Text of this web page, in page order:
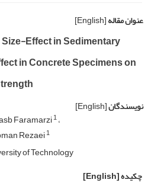
عنوان مقاله[English]
Effect in Sedimentary
in Concrete Specimens on
نویسندگان[English]
Faramarzi1
Rezaei1
of Technology
چکیده[English]